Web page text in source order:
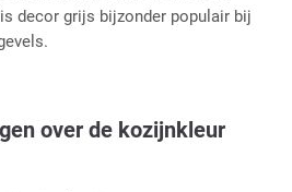
decor grijs bijzonder populair bij
over de kozijnkleur